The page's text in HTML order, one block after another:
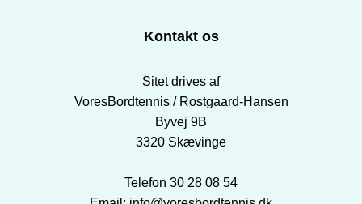
Kontakt os
Sitet drives af
VoresBordtennis / Rostgaard-Hansen
Byvej 9B
3320 Skævinge
Telefon 30 28 08 54